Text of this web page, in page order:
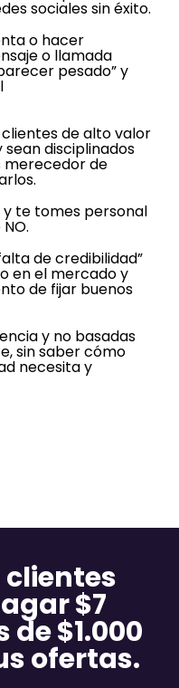
sociales sin éxito.
o hacer
o llamada
pesado” y
de alto valor
disciplinados
merecedor de
te tomes personal
de credibilidad”
en el mercado y
de fijar buenos
y no basadas
sin saber cómo
necesita y
clientes
$7
$1.000
ofertas.